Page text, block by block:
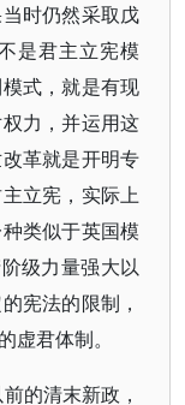
时仍然采取戊
是君主立宪模
式，就是有现
力，并运用这
革就是开明专
立宪，实际上
类似于英国模
级力量强大以
宪法的限制，
虚君体制。
的清末新政，